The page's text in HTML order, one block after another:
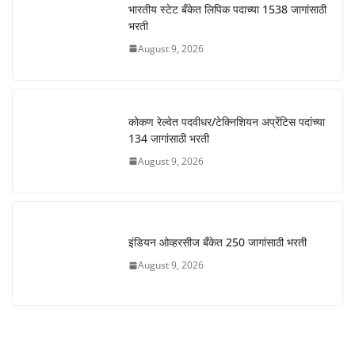
भारतीय स्टेट बँकेत लिपिक पदाच्या 1538 जागांसाठी
भरती
August 9, 2026
कोकण रेल्वेत पदवीधर/टेक्निशियन अप्रेंटिस पदांच्या
134 जागांसाठी भरती
August 9, 2026
इंडियन ओव्हरसीज बँकेत 250 जागांसाठी भरती
August 9, 2026